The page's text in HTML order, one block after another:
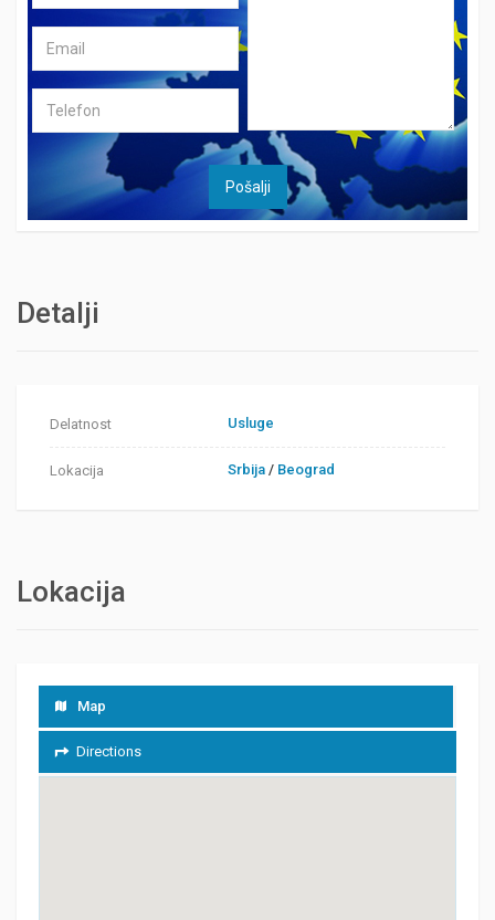
Detalji
Delatnost Usluge
Lokacija Srbija / Beograd
Lokacija
Map
Directions